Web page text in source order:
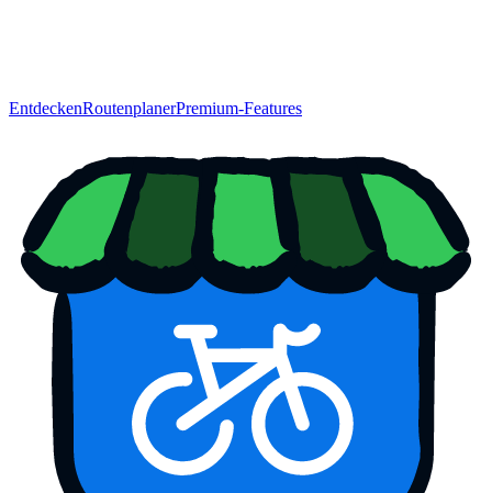
EntdeckenRoutenplanerPremium-Features